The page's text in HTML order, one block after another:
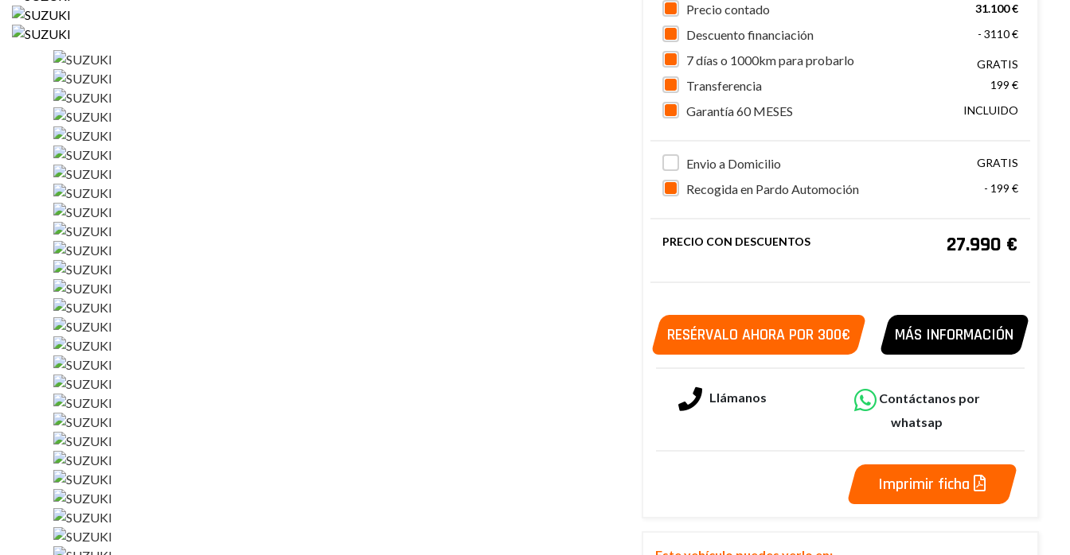
Precio contado 31.100 €
Descuento financiación - 3110 €
7 días o 1000km para probarlo GRATIS
Transferencia 199 €
Garantía 60 MESES INCLUIDO
Envio a Domicilio GRATIS
Recogida en Pardo Automoción - 199 €
PRECIO CON DESCUENTOS 27.990 €
RESÉRVALO AHORA POR 300€ MÁS INFORMACIÓN
Llámanos
Contáctanos por
whatsap
Imprimir ficha